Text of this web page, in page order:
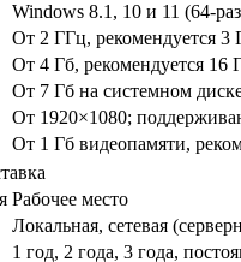
Windows 8.1, 10 и 11 (64-
От 2 ГГц, рекомендуется
От 4 Гб, рекомендуется 16
От 7 Гб на системном
От 1920×1080;
От 1 Гб видеопамяти,
Рабочее место
Локальная, сетевая
1 год, 2 года, 3 года,